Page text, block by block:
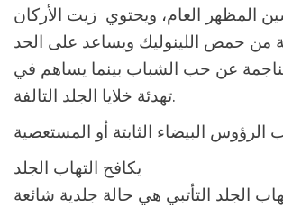
المظهر العام، ويحتوي زيت الأركان
من حمض اللينوليك ويساعد على الحد
عن حب الشباب بينما يساهم في
تهدئة خلايا الجلد التالفة.
يكافح التهاب الجلد
الجلد التأتبي هي حالة جلدية شائعة